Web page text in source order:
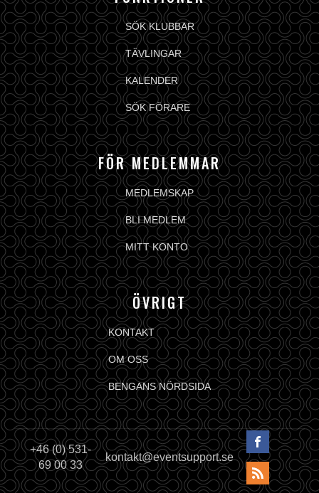
SÖK KLUBBAR
TÄVLINGAR
KALENDER
SÖK FÖRARE
FÖR MEDLEMMAR
MEDLEMSKAP
BLI MEDLEM
MITT KONTO
ÖVRIGT
KONTAKT
OM OSS
BENGANS NÖRDSIDA
+46 (0) 531-
69 00 33
kontakt@eventsupport.se